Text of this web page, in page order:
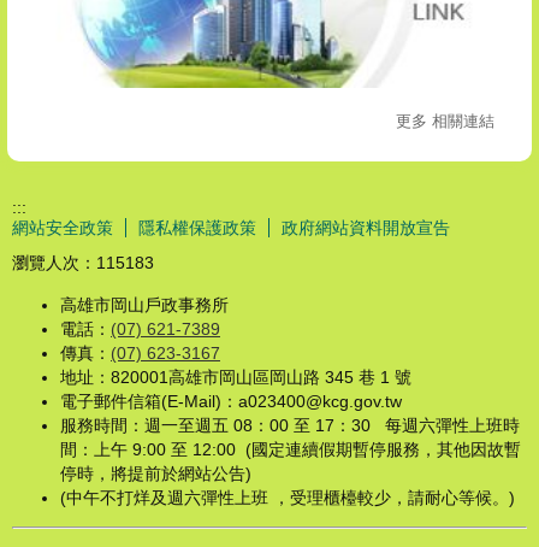
更多 相關連結
:::
網站安全政策
隱私權保護政策
政府網站資料開放宣告
瀏覽人次： 115183
高雄市岡山戶政事務所
電話： (07) 621-7389
傳真： (07) 623-3167
地址：820001高雄市岡山區岡山路 345 巷 1 號
電子郵件信箱(E-Mail)：a023400@kcg.gov.tw
服務時間：週一至週五 08：00 至 17：30 每週六彈性上班時
間：上午 9:00 至 12:00 (國定連續假期暫停服務，其他因故暫
停時，將提前於網站公告)
(中午不打烊及週六彈性上班 ，受理櫃檯較少，請耐心等候。)